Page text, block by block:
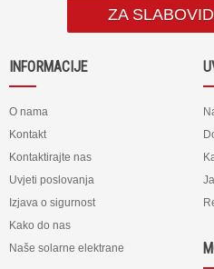
ZA
INFORMACIJE
O nama
Kontakt
Kontaktirajte nas
Uvjeti poslovanja
Izjava o sigurnost
Kako do nas
Naše solarne elektrane